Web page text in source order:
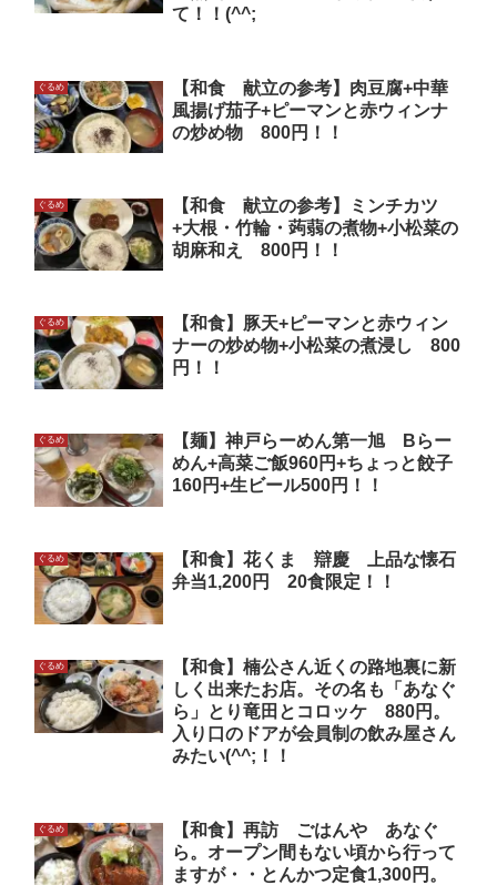
て！！(^^;
ぐるめ
【和食 献立の参考】肉豆腐+中華
風揚げ茄子+ピーマンと赤ウィンナ
の炒め物 800円！！
ぐるめ
【和食 献立の参考】ミンチカツ
+大根・竹輪・蒟蒻の煮物+小松菜の
胡麻和え 800円！！
ぐるめ
【和食】豚天+ピーマンと赤ウィン
ナーの炒め物+小松菜の煮浸し 800
円！！
ぐるめ
【麺】神戸らーめん第一旭 Bらー
めん+高菜ご飯960円+ちょっと餃子
160円+生ビール500円！！
ぐるめ
【和食】花くま 辯慶 上品な懐石
弁当1,200円 20食限定！！
ぐるめ
【和食】楠公さん近くの路地裏に新
しく出来たお店。その名も「あなぐ
ら」とり竜田とコロッケ 880円。
入り口のドアが会員制の飲み屋さん
みたい(^^;！！
ぐるめ
【和食】再訪 ごはんや あなぐ
ら。オープン間もない頃から行って
ますが・・とんかつ定食1,300円。